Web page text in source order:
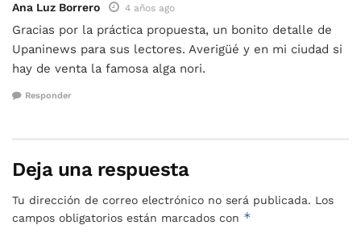
Ana Luz Borrero 4 años ago
Gracias por la práctica propuesta, un bonito detalle de
Upaninews para sus lectores. Averigüé y en mi ciudad si
hay de venta la famosa alga nori.
Responder
Deja una respuesta
Tu dirección de correo electrónico no será publicada. Los
campos obligatorios están marcados con *